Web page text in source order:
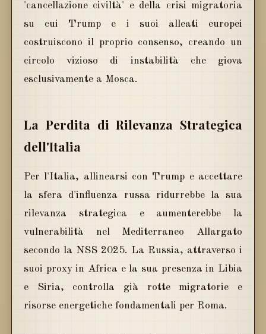
'cancellazione civiltà' e della crisi migratoria
su cui Trump e i suoi alleati europei
costruiscono il proprio consenso, creando un
circolo vizioso di instabilità che giova
esclusivamente a Mosca.
La Perdita di Rilevanza Strategica
dell'Italia
Per l'Italia, allinearsi con Trump e accettare
la sfera d'influenza russa ridurrebbe la sua
rilevanza strategica e aumenterebbe la
vulnerabilità nel Mediterraneo Allargato
secondo la NSS 2025. La Russia, attraverso i
suoi proxy in Africa e la sua presenza in Libia
e Siria, controlla già rotte migratorie e
risorse energetiche fondamentali per Roma.